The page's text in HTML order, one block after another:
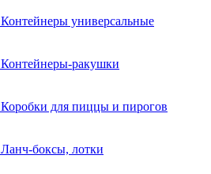
Контейнеры универсальные
Контейнеры-ракушки
Коробки для пиццы и пирогов
Ланч-боксы, лотки